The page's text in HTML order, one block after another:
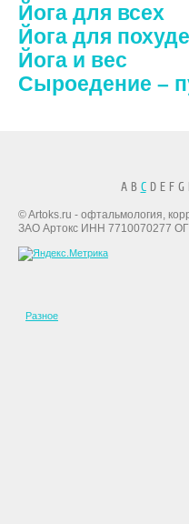
Йога для всех
Йога для
Йога и вес
Сыроедение –
A B CD E F G
© Artoks.ru - офтальмология,
ЗАО Артокс ИНН 7710070277
Разное